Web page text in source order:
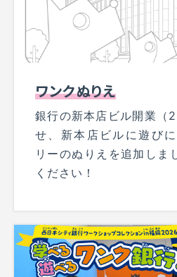
ワンクぬりえ
銀行の新本店ビル開業（
せ、新本店ビルに遊び
リーのぬりえを追加しま
ください！